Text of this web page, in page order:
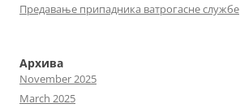
Предавање припадника ватрогасне службе
Архива
November 2025
March 2025